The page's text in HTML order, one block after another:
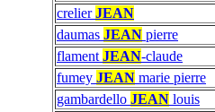
crelierJEAN
daumas JEAN pierre
flament JEAN-claude
fumey JEAN marie pierre
gambardello JEAN louis